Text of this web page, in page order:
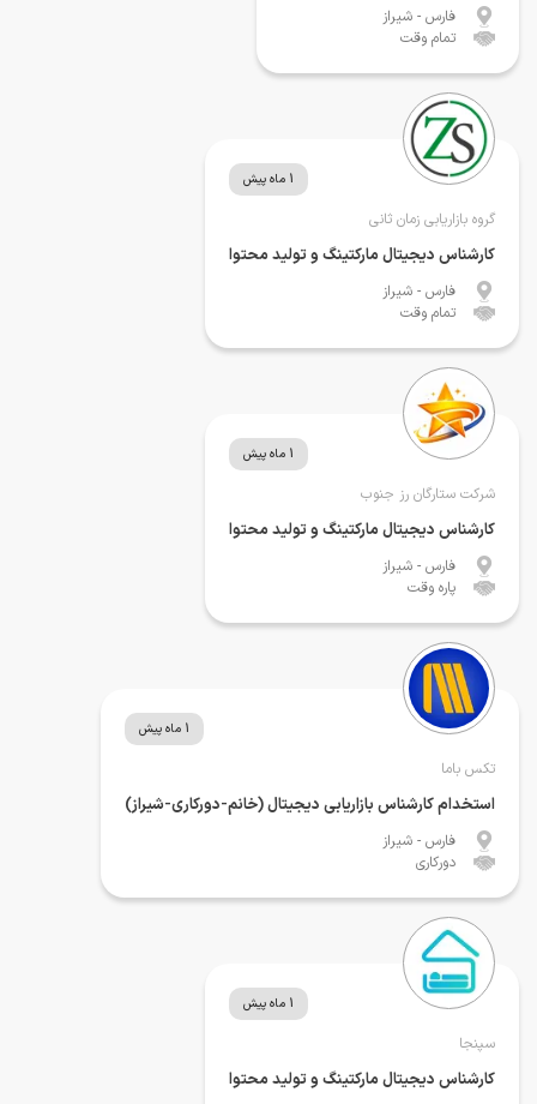
فارس - شیراز
تمام وقت
1 ماه پیش
گروه بازاریابی زمان ثانی
کارشناس دیجیتال مارکتینگ و تولید محتوا
فارس - شیراز
تمام وقت
1 ماه پیش
شرکت ستارگان رز جنوب
کارشناس دیجیتال مارکتینگ و تولید محتوا
فارس - شیراز
پاره وقت
1 ماه پیش
تکس باما
استخدام کارشناس بازاریابی دیجیتال (خانم-دورکاری-شیراز)
فارس - شیراز
دورکاری
1 ماه پیش
سپنجا
کارشناس دیجیتال مارکتینگ و تولید محتوا